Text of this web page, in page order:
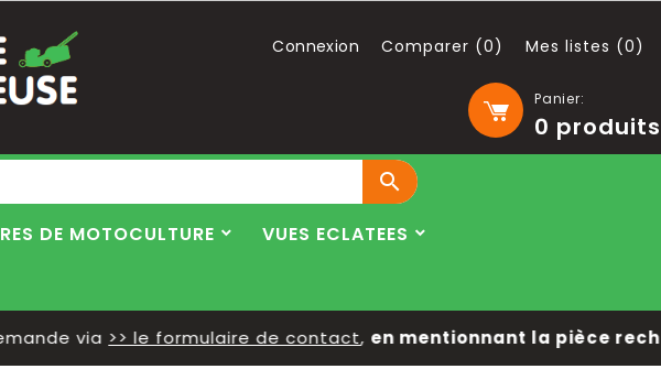
Panier:
0 produits
Connexion Comparer (0) Mes listes (0)
Blog

DE MOTOCULTURE
VUES ECLATEES
via>> le formulaire de contact,en mentionnant la pièce